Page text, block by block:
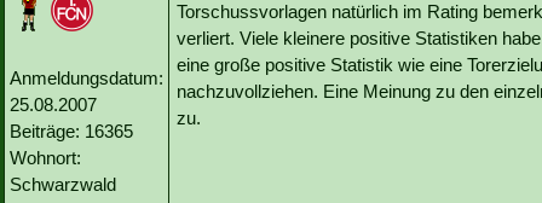
Anmeldungsdatum:
25.08.2007
Beiträge: 16365
Wohnort:
Schwarzwald
Torschussvorlagen natürlich im Rating
verliert. Viele kleinere positive Statistiken
eine große positive Statistik wie eine
nachzuvollziehen. Eine Meinung zu den
zu.